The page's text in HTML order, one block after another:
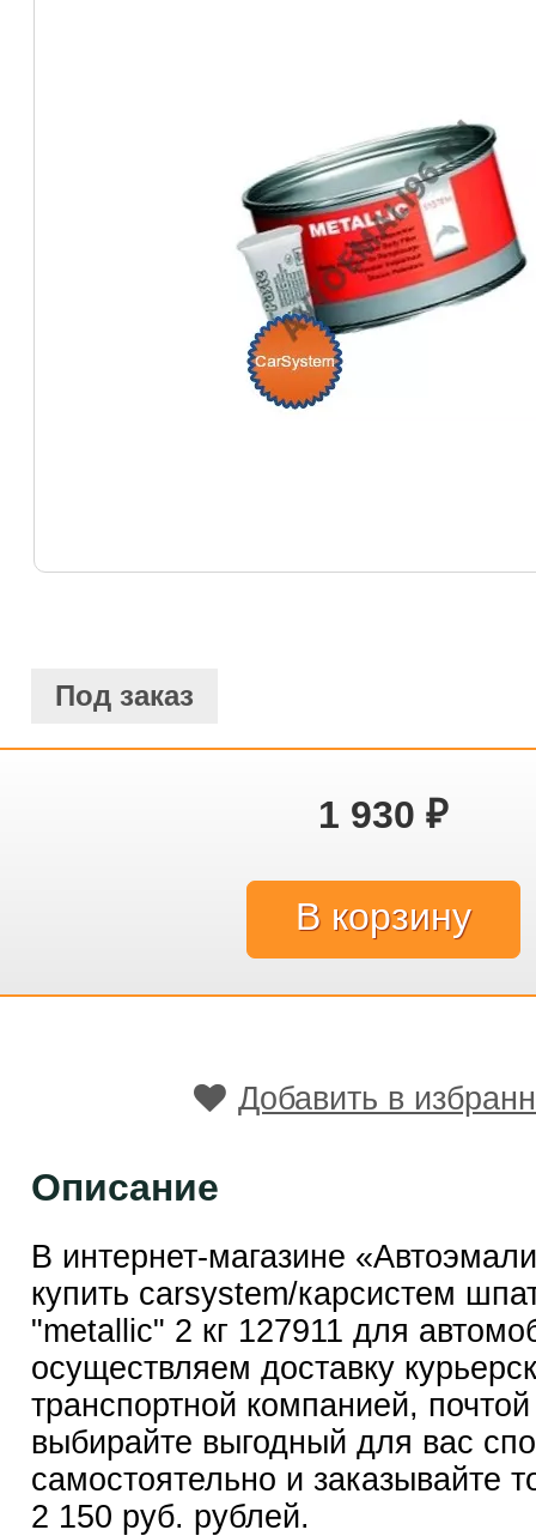
Под заказ
1 930 ₽
Добавить в
Описание
В интернет-магазине
купить carsystem/карсистем
"metalliс" 2 кг 127911 для
осуществляем доставку
транспортной компанией,
выбирайте выгодный для вас
самостоятельно и заказывайте
2 150 руб. рублей.